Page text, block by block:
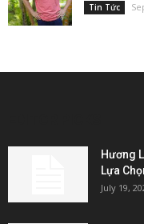
Tin Tức
Hương
Lựa
July 19,